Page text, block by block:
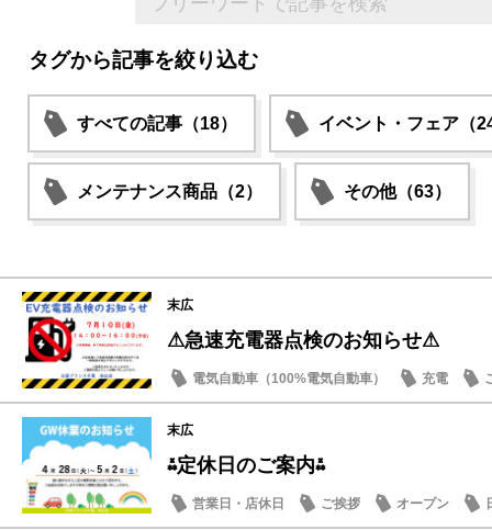
タグから記事を絞り込む
すべての記事（18） イベント・フェア（
メンテナンス商品（2） その他（63）
末広
⚠急速充電器点検のお知らせ⚠
電気自動車（100%電気自動車） 充電
末広
⁂定休日のご案内⁂
営業日・店休日 ご挨拶 オープン